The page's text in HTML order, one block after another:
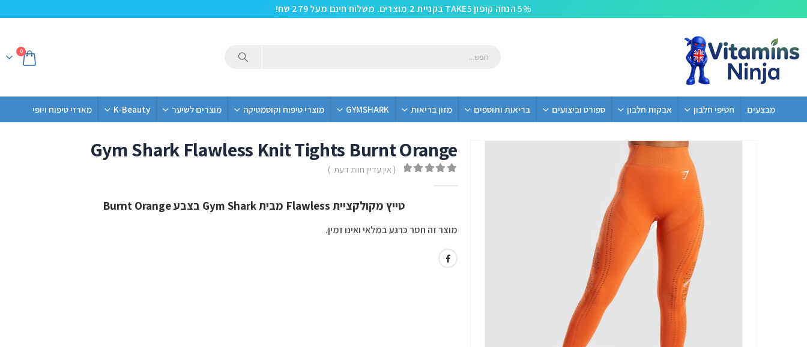
5% הנחה קופון TAKE5 בקניית 2 מוצרים. משלוח חינם מעל 279 שח!
0
מבצעים חטיפי חלבון אבקות חלבון ספורט וביצועים בריאות ותוספים מזון בריאות GYMSHARK מוצרי טיפוח וקוסמטיקה מוצרים לשיער K-Beauty מארזי טיפוח ויופי
Gym Shark Flawless Knit Tights Burnt Orange
( אין עדיין חוות דעת. )
טייץ מקולקציית Flawless מבית Gym Shark בצבע Burnt Orange
מוצר זה חסר כרגע במלאי ואינו זמין.